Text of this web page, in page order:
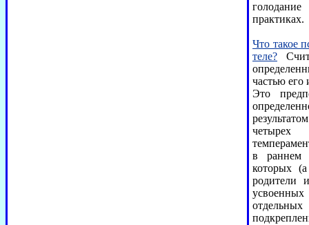
практиках.
Что такое
теле?
частью его
Это
четырех
в раннем
которых
родители
усвоенных